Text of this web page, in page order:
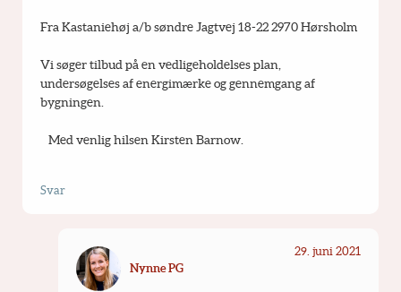
Fra Kastaniehøj a/b søndre Jagtvej 18-22 2970 Hørsholm
Vi søger tilbud på en vedligeholdelses plan,
undersøgelses af energimærke og gennemgang af
bygningen.
   Med venlig hilsen Kirsten Barnow.
Svar
Nynne PG
29. juni 2021